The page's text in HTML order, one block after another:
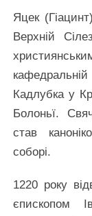
Яцек
Верхній
Кадлубка у
Болоньї.
став
соборі.
1220 року
єпископом